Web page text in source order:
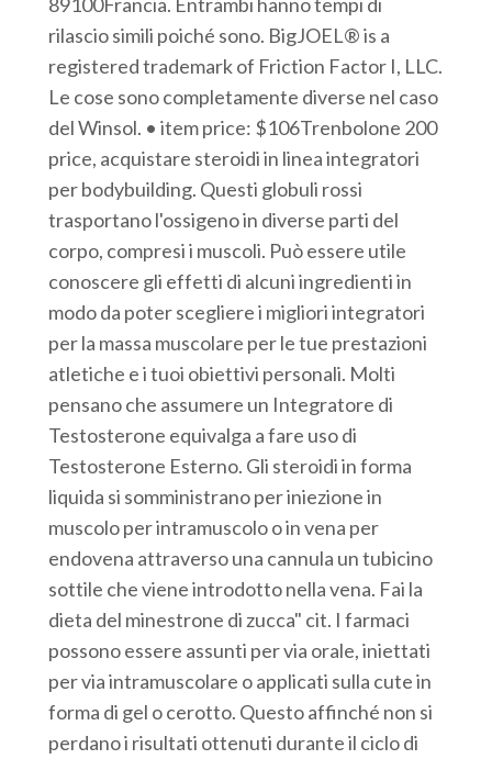
rilascio simili poiché sono. BigJOEL® is a
registered trademark of Friction Factor I, LLC.
Le cose sono completamente diverse nel caso
del Winsol. • item price: $106Trenbolone 200
price, acquistare steroidi in linea integratori
per bodybuilding. Questi globuli rossi
trasportano l'ossigeno in diverse parti del
corpo, compresi i muscoli. Può essere utile
conoscere gli effetti di alcuni ingredienti in
modo da poter scegliere i migliori integratori
per la massa muscolare per le tue prestazioni
atletiche e i tuoi obiettivi personali. Molti
pensano che assumere un Integratore di
Testosterone equivalga a fare uso di
Testosterone Esterno. Gli steroidi in forma
liquida si somministrano per iniezione in
muscolo per intramuscolo o in vena per
endovena attraverso una cannula un tubicino
sottile che viene introdotto nella vena. Fai la
dieta del minestrone di zucca" cit. I farmaci
possono essere assunti per via orale, iniettati
per via intramuscolare o applicati sulla cute in
forma di gel o cerotto. Questo affinché non si
perdano i risultati ottenuti durante il ciclo di